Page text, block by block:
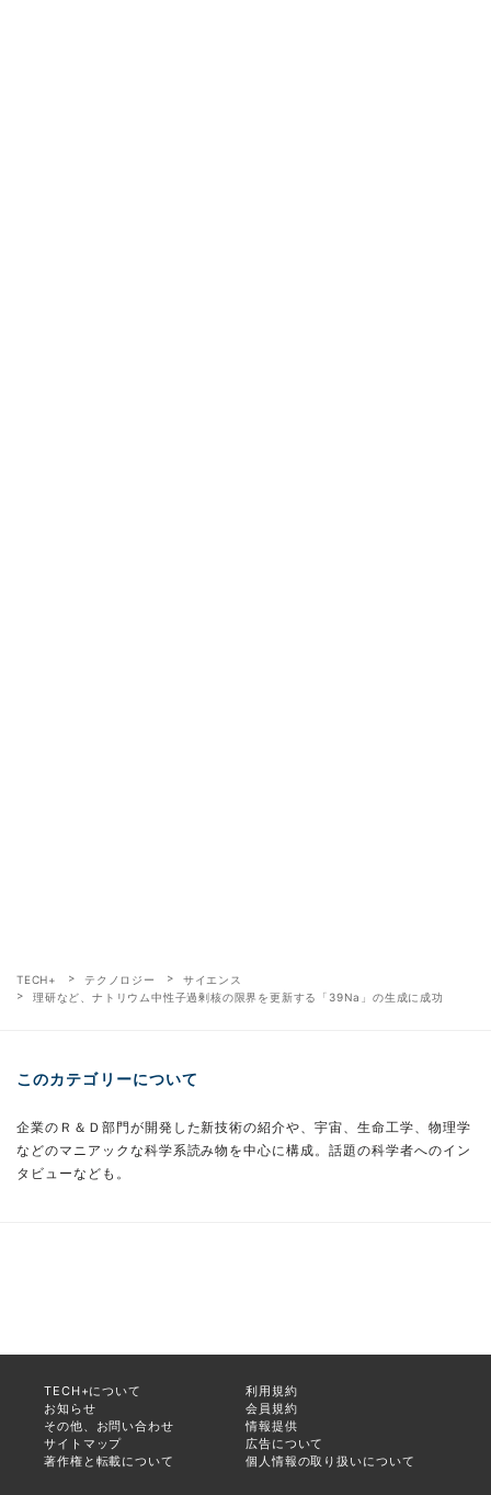
TECH+ テクノロジー
サイエンス
理研など、ナトリウム中性子過剰核の限界を更新する「39Na」の生成に成功
このカテゴリーについて
企業のＲ＆Ｄ部門が開発した新技術の紹介や、宇宙、生命工学、物理学
などのマニアックな科学系読み物を中心に構成。話題の科学者へのイン
タビューなども。
TECH+について
利用規約
お知らせ
会員規約
その他、お問い合わせ
情報提供
サイトマップ
広告について
著作権と転載について
個人情報の取り扱いについて